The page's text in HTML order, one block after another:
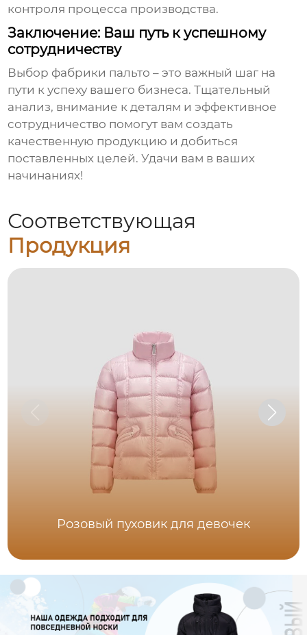
контроля процесса производства.
Заключение: Ваш путь к успешному
сотрудничеству
Выбор фабрики пальто – это важный шаг на
пути к успеху вашего бизнеса. Тщательный
анализ, внимание к деталям и эффективное
сотрудничество помогут вам создать
качественную продукцию и добиться
поставленных целей. Удачи вам в ваших
начинаниях!
Соответствующая
Продукция
Розовый пуховик для девочек